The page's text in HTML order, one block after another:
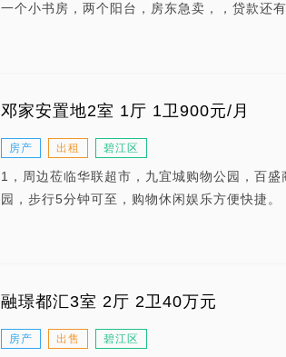
一个小书房，两个阳台，房东急卖，，贷款还
邓家安置地2室 1厅 1卫900元/月
房产 出租 碧江区
1，周边莅临华联超市，九宜城购物公园，百
园，步行5分钟可至，购物休闲娱乐方便快捷
融璟都汇3室 2厅 2卫40万元
房产 出售 碧江区